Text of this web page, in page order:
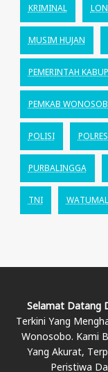
KRIMINAL
MUSIM HUJAN
PEMERINTAH
PEMKAB
POLISI
PURBALINGGA
TNI
Selamat Datang
Terkini Yang
Wonosobo. Kami
Yang Akurat,
Peristiwa